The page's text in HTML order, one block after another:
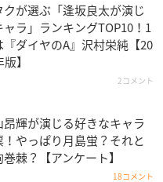
クが選ぶ「逢坂良太が演じ
ャラ」ランキングTOP10！1
『ダイヤのA』沢村栄純【20
】
2コメント
昂輝が演じる好きなキャラ
！やっぱり月島蛍？それと
棘？【アンケート】
18コメント